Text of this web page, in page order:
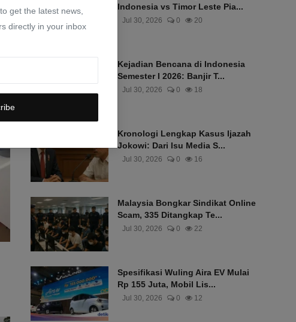
get the latest news,
directly in your inbox
Indonesia vs Timor Leste Pia...
Jul 30, 2026 0 20
Kejadian Bencana di Indonesia
Semester I 2026: Banjir T...
Jul 30, 2026 0 18
Kronologi Lengkap Kasus Ijazah
Jokowi: Dari Isu Media S...
Jul 30, 2026 0 16
Malaysia Bongkar Sindikat Online
Scam, 335 Ditangkap Te...
Jul 30, 2026 0 22
Spesifikasi Wuling Aira EV Mulai
Rp 155 Juta, Mobil Lis...
Jul 30, 2026 0 12